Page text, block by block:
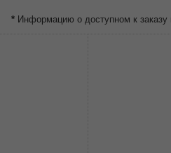
* Информацию о доступном к заказу